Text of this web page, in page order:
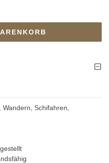
Schifahren,